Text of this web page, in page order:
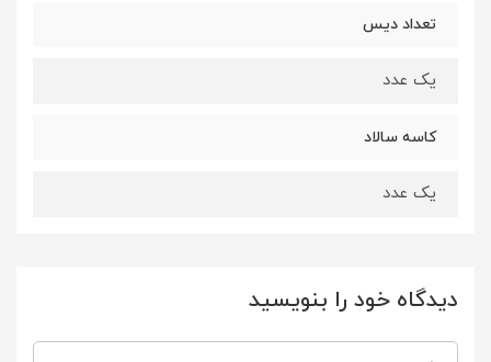
تعداد دیس
یک عدد
کاسه سالاد
یک عدد
دیدگاه خود را بنویسید